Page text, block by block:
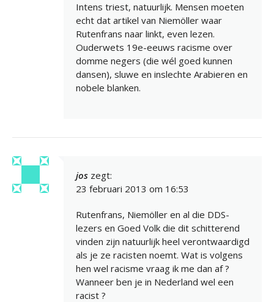
Intens triest, natuurlijk. Mensen moeten
echt dat artikel van Niemöller waar
Rutenfrans naar linkt, even lezen.
Ouderwets 19e-eeuws racisme over
domme negers (die wél goed kunnen
dansen), sluwe en inslechte Arabieren en
nobele blanken.
jos zegt:
23 februari 2013 om 16:53
Rutenfrans, Niemöller en al die DDS-
lezers en Goed Volk die dit schitterend
vinden zijn natuurlijk heel verontwaardigd
als je ze racisten noemt. Wat is volgens
hen wel racisme vraag ik me dan af ?
Wanneer ben je in Nederland wel een
racist ?